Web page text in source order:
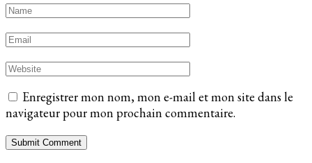
Enregistrer mon nom, mon e-mail et mon site dans le
navigateur pour mon prochain commentaire.